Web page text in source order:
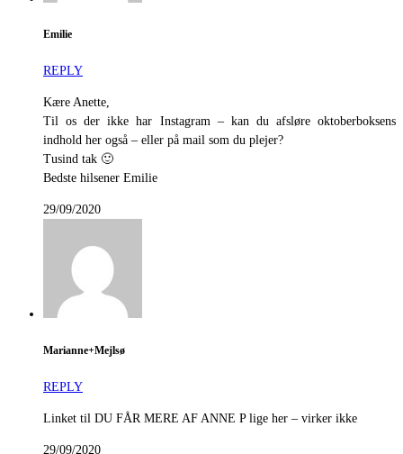
Emilie
REPLY
Kære Anette,
Til os der ikke har Instagram – kan du afsløre oktoberboksens
indhold her også – eller på mail som du plejer?
Tusind tak 🙂
Bedste hilsener Emilie
29/09/2020
Marianne+Mejlsø
REPLY
Linket til DU FÅR MERE AF ANNE P lige her – virker ikke
29/09/2020